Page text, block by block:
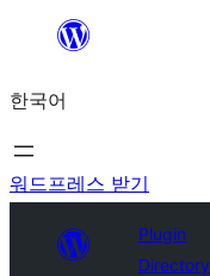
츠
로
바
한국어
워드프레스 받기
Plugin
Directory